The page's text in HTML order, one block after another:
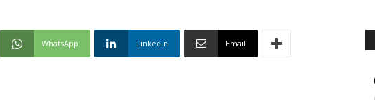
WhatsApp Linkedin Email